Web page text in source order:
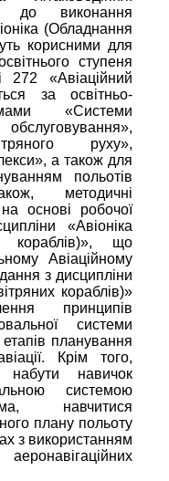
до виконання
(Обладнання
корисними для
ступеня
272 «Авіаційний
за освітньо-
«Системи
руху»,
а також для
польотів
методичні
основі робочої
«Aвіоніка
кораблів)», що
Авіаційному
з дисципліни
кораблів)»
принципів
системи
планування
Крім того,
набути навичок
системою
навчитися
плану польоту
з використанням